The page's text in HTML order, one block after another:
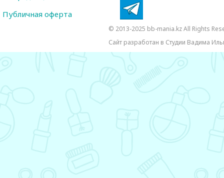
Публичная оферта
© 2013-2025 bb-mania.kz All Rights
Сайт разработан в Студии Вадима